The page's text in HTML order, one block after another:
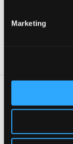
Marketing
CONTATTA
Piazzali di scuola
Tutti insieme a
Indirizzo:corso